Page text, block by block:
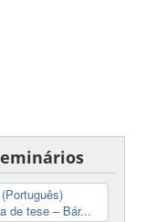
(Português)
de tese – Bár...